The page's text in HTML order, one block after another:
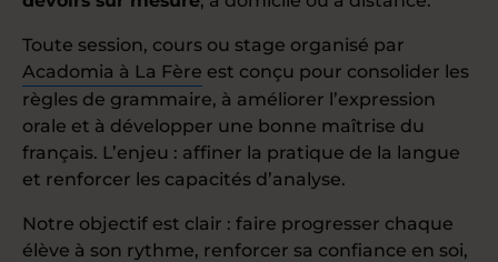
Toute session, cours ou stage organisé par
Acadomia à La Fère est conçu pour consolider les
règles de grammaire, à améliorer l’expression
orale et à développer une bonne maîtrise du
français. L’enjeu : affiner la pratique de la langue
et renforcer les capacités d’analyse.
Notre objectif est clair : faire progresser chaque
élève à son rythme, renforcer sa confiance en soi,